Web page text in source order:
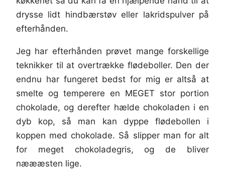
drysse lidt hindbærstøv eller lakridspulver på
efterhånden.
Jeg har efterhånden prøvet mange forskellige
teknikker til at overtrække flødeboller. Den der
endnu har fungeret bedst for mig er altså at
smelte og temperere en MEGET stor portion
chokolade, og derefter hælde chokoladen i en
dyb kop, så man kan dyppe flødebollen i
koppen med chokolade. Så slipper man for alt
for meget chokoladegris, og de bliver
næææsten lige.